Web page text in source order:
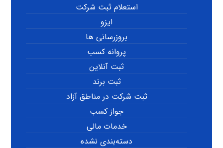
استعلام ثبت شرکت
ایزو
بروزرسانی ها
پروانه کسب
ثبت آنلاین
ثبت برند
ثبت شرکت در مناطق آزاد
جواز کسب
خدمات مالی
دسته‌بندی نشده